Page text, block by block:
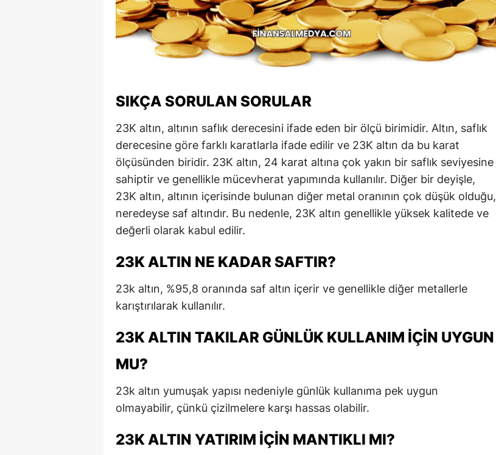
SIKÇA SORULAN SORULAR
23K altın, altının saflık derecesini ifade eden bir ölçü birimidir. Altın, saflık
derecesine göre farklı karatlarla ifade edilir ve 23K altın da bu karat
ölçüsünden biridir. 23K altın, 24 karat altına çok yakın bir saflık seviyesine
sahiptir ve genellikle mücevherat yapımında kullanılır. Diğer bir deyişle,
23K altın, altının içerisinde bulunan diğer metal oranının çok düşük olduğu,
neredeyse saf altındır. Bu nedenle, 23K altın genellikle yüksek kalitede ve
değerli olarak kabul edilir.
23K ALTIN NE KADAR SAFTIR?
23k altın, %95,8 oranında saf altın içerir ve genellikle diğer metallerle
karıştırılarak kullanılır.
23K ALTIN TAKILAR GÜNLÜK KULLANIM IÇIN UYGUN
MU?
23k altın yumuşak yapısı nedeniyle günlük kullanıma pek uygun
olmayabilir, çünkü çizilmelere karşı hassas olabilir.
23K ALTIN YATIRIM IÇIN MANTIKLI MI?